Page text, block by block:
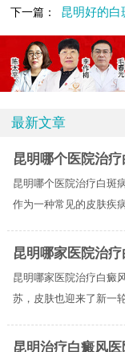
下一篇： 昆明好的白
最新文章
昆明哪个医院治
昆明哪个医院治疗白斑
作为一种常见的皮肤疾
昆明哪家医院治
昆明哪家医院治疗白癜
苏，皮肤也迎来了新一
昆明治疗白癜风